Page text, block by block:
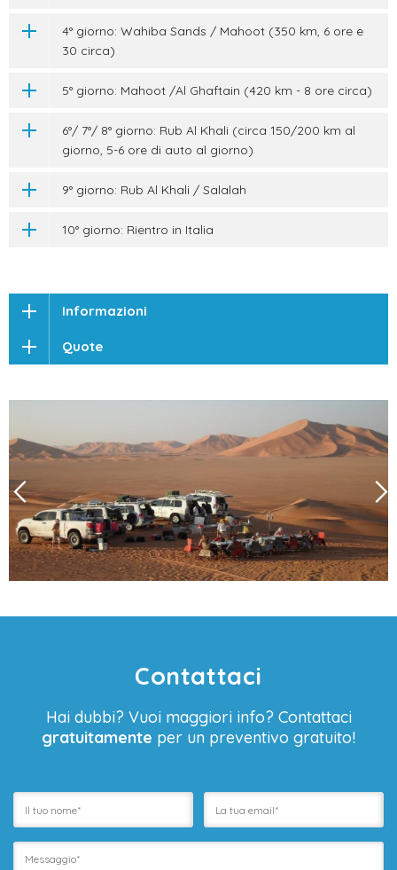
4° giorno: Wahiba Sands / Mahoot (350 km, 6 ore e
30 circa)
5° giorno: Mahoot /Al Ghaftain (420 km - 8 ore circa)
6°/ 7°/ 8° giorno: Rub Al Khali (circa 150/200 km al
giorno, 5-6 ore di auto al giorno)
9° giorno: Rub Al Khali / Salalah
10° giorno: Rientro in Italia
Informazioni
Quote
Contattaci
Hai dubbi? Vuoi maggiori info? Contattaci
gratuitamente per un preventivo gratuito!